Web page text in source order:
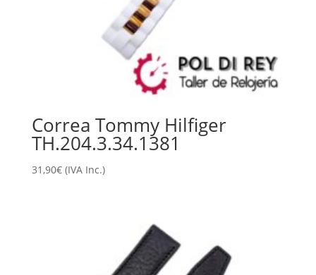
Correa Tommy Hilfiger
TH.204.3.34.1381
31,90€ (IVA Inc.)